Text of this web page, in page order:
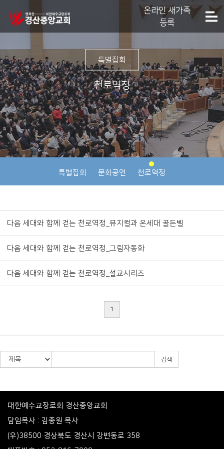
온라인 새가족
등록
특별집회
천로역정
특별집회 문화공연 천로역정
다음 세대와 함께 걷는 천로역정_뮤지컬과 온세대 골든벨
다음 세대와 함께 걷는 천로역정_그림자동화
다음 세대와 함께 걷는 천로역정_설교시리즈
1
검색
대한예수교장로회 경산중앙교회
담임목사 : 김종원 목사
(우)38500 경상북도 경산시 강변동로 358